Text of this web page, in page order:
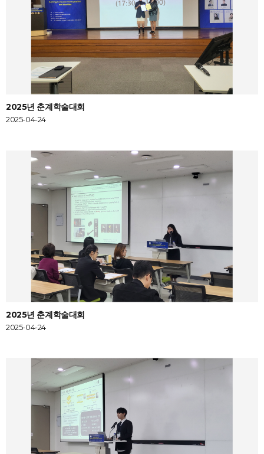
2025년 춘계학술대회
2025-04-24
2025년 춘계학술대회
2025-04-24